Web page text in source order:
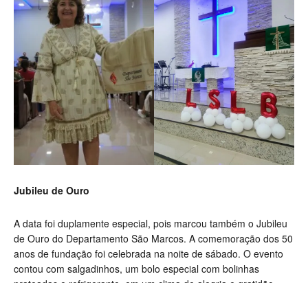
Jubileu de Ouro
A data foi duplamente especial, pois marcou também o Jubileu
de Ouro do Departamento São Marcos. A comemoração dos 50
anos de fundação foi celebrada na noite de sábado. O evento
contou com salgadinhos, um bolo especial com bolinhas